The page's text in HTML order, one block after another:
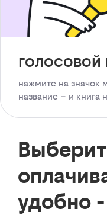
голосовой
нажмите на значок
название – и книга
удобно